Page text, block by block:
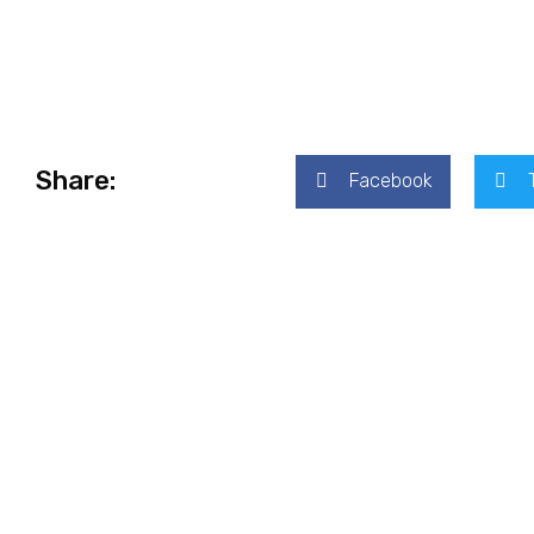
Share: Facebook